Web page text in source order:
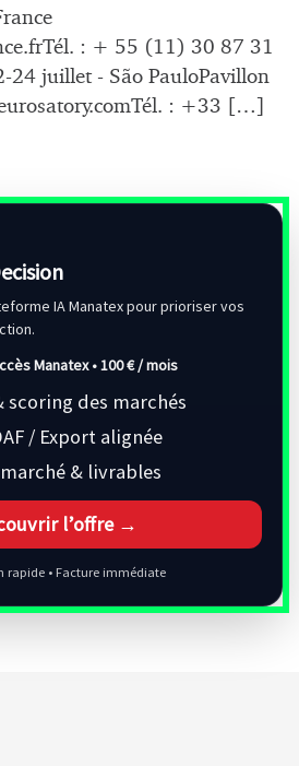
él. : + 55 (11) 30 87 31
24 juillet - São PauloPavillon
él. : +33 […]
IA Manatex pour prioriser vos
Manatex •100 € / mois
scoring des marchés
/ Export alignée
& livrables
l’offre →
rapide • Facture immédiate